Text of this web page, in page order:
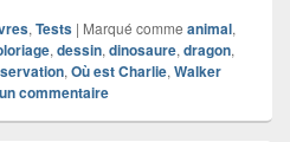
, Tests | Marqué comme animal,
, dessin, dinosaure, dragon,
, Où est Charlie, Walker
commentaire